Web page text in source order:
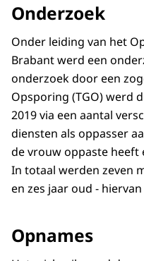
Onderzoek
Onder leiding van het
Brabant werd een
onderzoek door een
Opsporing (TGO) werd
2019 via een aantal
diensten als oppasser
de vrouw oppaste heeft
In totaal werden zeven
en zes jaar oud -
Opnames